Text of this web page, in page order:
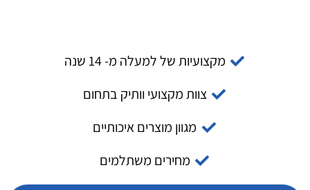
מקצועיות של למעלה מ- 14 שנה
צוות מקצועי וותיק בתחום
מגוון מוצרים איכותיים
מחירים משתלמים